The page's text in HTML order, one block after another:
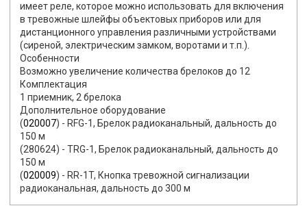
имеет реле, которое можно использовать для включения
в тревожные шлейфы объектовых приборов или для
дистанционного управления различными устройствами
(сиреной, электрическим замком, воротами и т.п.).
Особенности
Возможно увеличение количества брелоков до 12
Комплектация
1 приемник, 2 брелока
Дополнительное оборудование
(020007) - RFG-1, Брелок радиоканальный, дальность до
150 м
(280624) - TRG-1, Брелок радиоканальный, дальность до
150 м
(020009) - RR-1T, Кнопка тревожной сигнализации
радиоканальная, дальность до 300 м